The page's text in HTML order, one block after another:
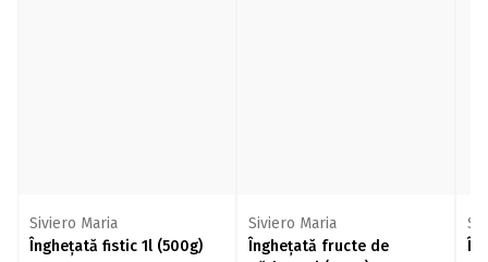
Siviero Maria
Înghețată fistic 1l (500g)
Siviero Maria
Înghețată fructe de